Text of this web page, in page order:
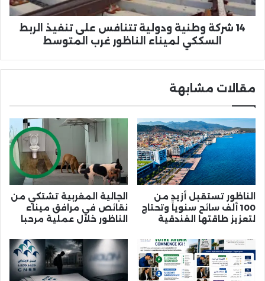
الربط
السككي
لميناء 14 شركة وطنية ودولية تتنافس على تنفيذ الربط
السككي لميناء الناظور غرب المتوسط
مقالات مشابهة
الناظور تستقبل أزيد من
100 ألف سائح سنوياً وتحتاج
لتعزيز طاقتها الفندقية
الجالية المغربية تشتكي من
نقائص في مرافق ميناء
الناظور خلال عملية مرحبا